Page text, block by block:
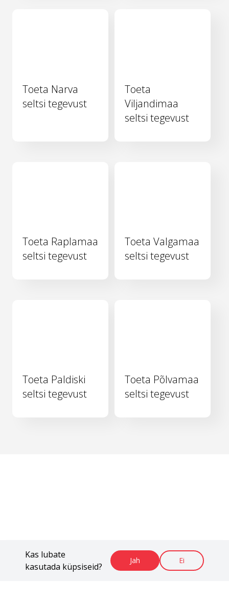
Kas lubate
kasutada küpsiseid?
Jah Ei
Toeta Narva
seltsi tegevust
Toeta
Viljandimaa
seltsi tegevust
Toeta Raplamaa
seltsi tegevust
Toeta Valgamaa
seltsi tegevust
Toeta Paldiski
seltsi tegevust
Toeta Põlvamaa
seltsi tegevust